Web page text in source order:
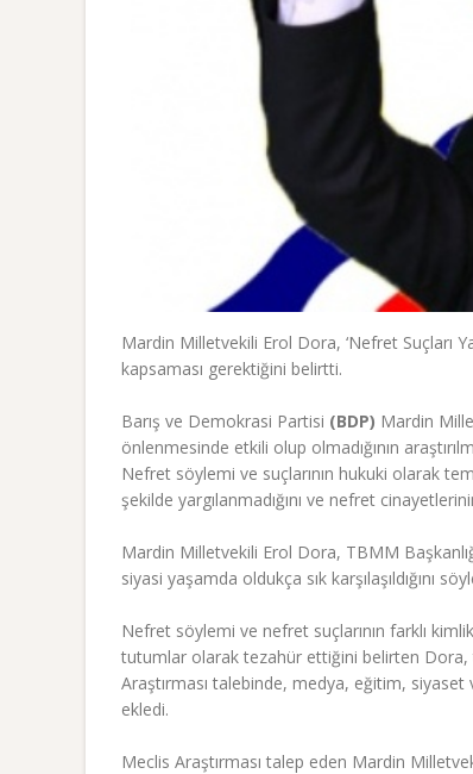
Mardin Milletvekili Erol Dora, ‘Nefret Suçları
kapsaması gerektiğini belirtti.
Barış ve Demokrasi Partisi (BDP) Mardin
önlenmesinde etkili olup olmadığının
Nefret söylemi ve suçlarının hukuki olarak
şekilde yargılanmadığını ve nefret
Mardin Milletvekili Erol Dora, TBMM
siyasi yaşamda oldukça sık karşılaşıldığını
Nefret söylemi ve nefret suçlarının farklı
tutumlar olarak tezahür ettiğini belirten Dora,
Araştırması talebinde, medya, eğitim, siyaset
ekledi.
Meclis Araştırması talep eden Mardin